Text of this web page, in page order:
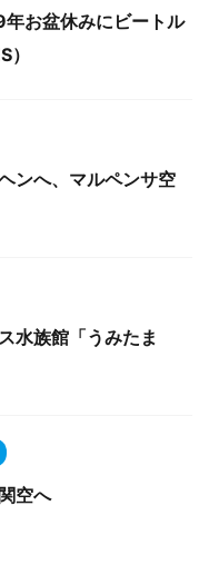
お盆休みにビートル
ンへ、マルペンサ空
水族館「うみたま
空へ